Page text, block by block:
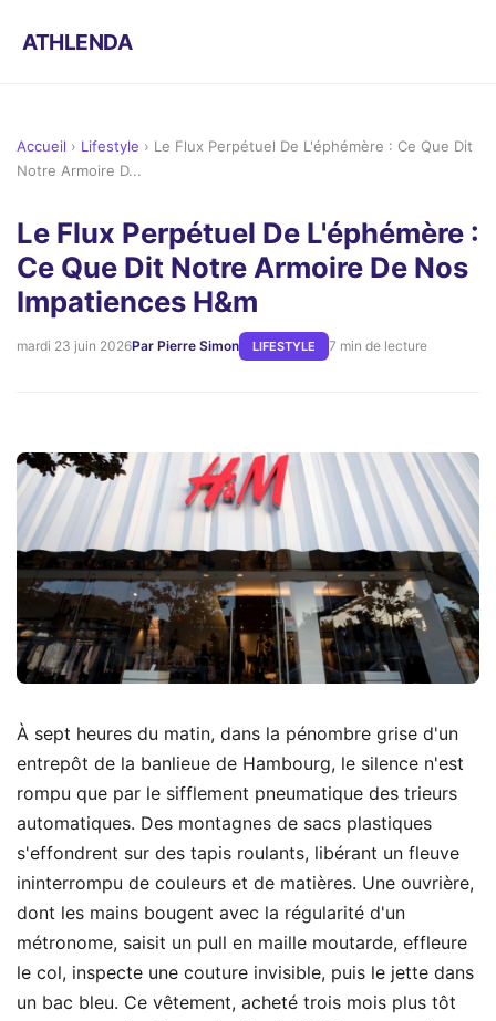
ATHLENDA
Accueil › Lifestyle › Le Flux Perpétuel De L'éphémère : Ce Que Dit
Notre Armoire D...
Le Flux Perpétuel De L'éphémère :
Ce Que Dit Notre Armoire De Nos
Impatiences H&m
mardi 23 juin 2026Par Pierre Simon LIFESTYLE 7 min de lecture
À sept heures du matin, dans la pénombre grise d'un
entrepôt de la banlieue de Hambourg, le silence n'est
rompu que par le sifflement pneumatique des trieurs
automatiques. Des montagnes de sacs plastiques
s'effondrent sur des tapis roulants, libérant un fleuve
ininterrompu de couleurs et de matières. Une ouvrière,
dont les mains bougent avec la régularité d'un
métronome, saisit un pull en maille moutarde, effleure
le col, inspecte une couture invisible, puis le jette dans
un bac bleu. Ce vêtement, acheté trois mois plus tôt